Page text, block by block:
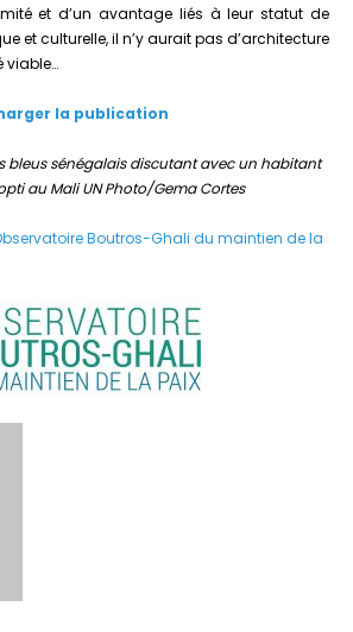
et d’un avantage liés à leur statut de
et culturelle, il n’y aurait pas d’architecture
viable…
la publication
bleus sénégalais discutant avec un habitant
au MaliUN Photo/Gema Cortes
Boutros-Ghali du maintien de la